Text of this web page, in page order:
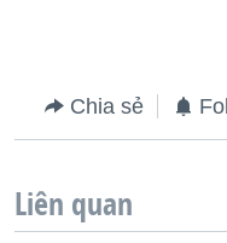
Chia sẻ
Liên quan